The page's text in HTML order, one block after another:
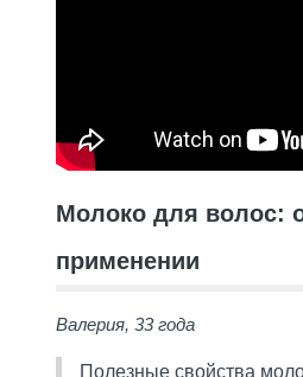
Молоко для волос:
применении
Валерия, 33 года
Полезные свойства